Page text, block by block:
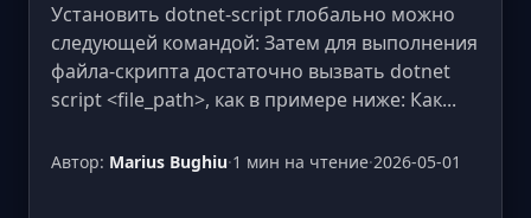
Установить dotnet-script глобально можно
следующей командой: Затем для выполнения
файла-скрипта достаточно вызвать dotnet
script <file_path>, как в примере ниже: Как...
Автор: Marius Bughiu·1 мин на чтение·2026-05-01